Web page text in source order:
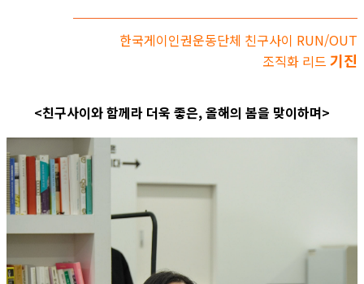
한국게이인권운동단체 친구사이 RUN/OUT
조직화 리드 기진
<친구사이와 함께라 더욱 좋은, 올해의 봄을 맞이하며>